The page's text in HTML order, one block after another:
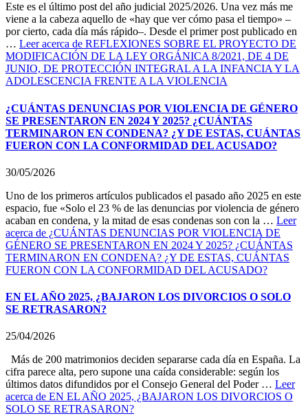
Este es el último post del año judicial 2025/2026. Una vez más me
viene a la cabeza aquello de «hay que ver cómo pasa el tiempo» –
por cierto, cada día más rápido–. Desde el primer post publicado en
… Leeracerca de REFLEXIONES SOBRE EL PROYECTO DE
MODIFICACIÓN DE LA LEY ORGÁNICA 8/2021, DE 4 DE
JUNIO, DE PROTECCIÓN INTEGRAL A LA INFANCIA Y LA
ADOLESCENCIA FRENTE A LA VIOLENCIA
¿CUÁNTAS DENUNCIAS POR VIOLENCIA DE GÉNERO
SE PRESENTARON EN 2024 Y 2025? ¿CUÁNTAS
TERMINARON EN CONDENA? ¿Y DE ESTAS, CUÁNTAS
FUERON CON LA CONFORMIDAD DEL ACUSADO?
30/05/2026
Uno de los primeros artículos publicados el pasado año 2025 en este
espacio, fue «Solo el 23 % de las denuncias por violencia de género
acaban en condena, y la mitad de esas condenas son con la … Leer
acerca de ¿CUÁNTAS DENUNCIAS POR VIOLENCIA DE
GÉNERO SE PRESENTARON EN 2024 Y 2025? ¿CUÁNTAS
TERMINARON EN CONDENA? ¿Y DE ESTAS, CUÁNTAS
FUERON CON LA CONFORMIDAD DEL ACUSADO?
EN EL AÑO 2025, ¿BAJARON LOS DIVORCIOS O SOLO
SE RETRASARON?
25/04/2026
Más de 200 matrimonios deciden separarse cada día en España. La
cifra parece alta, pero supone una caída considerable: según los
últimos datos difundidos por el Consejo General del Poder … Leer
acerca de EN EL AÑO 2025, ¿BAJARON LOS DIVORCIOS O
SOLO SE RETRASARON?